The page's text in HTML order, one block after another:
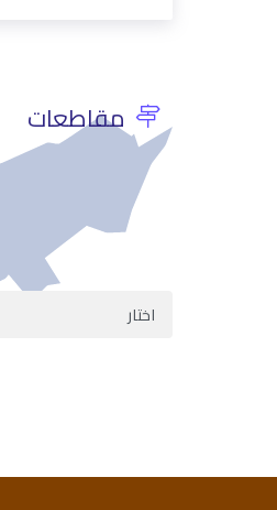
مقاطعات